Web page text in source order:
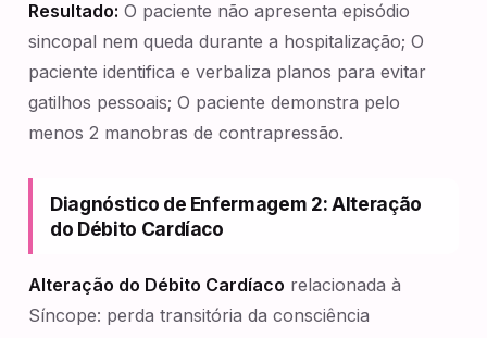
Resultado: O paciente não apresenta episódio
sincopal nem queda durante a hospitalização; O
paciente identifica e verbaliza planos para evitar
gatilhos pessoais; O paciente demonstra pelo
menos 2 manobras de contrapressão.
Diagnóstico de Enfermagem 2: Alteração
do Débito Cardíaco
Alteração do Débito Cardíaco relacionada à
Síncope: perda transitória da consciência